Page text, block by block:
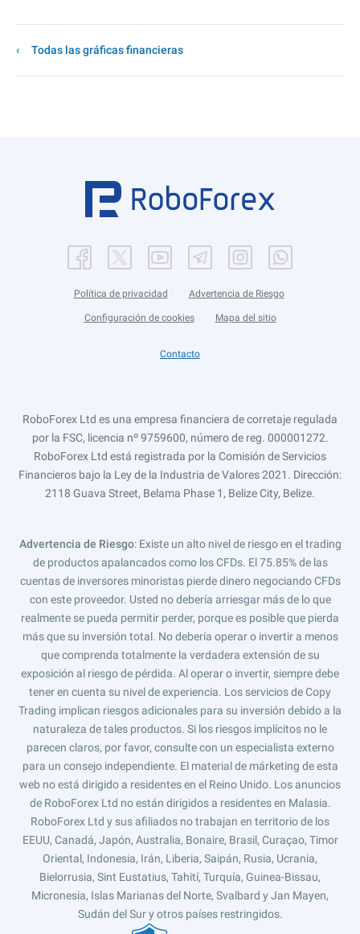
Todas las gráficas financieras
Política de privacidad Advertencia de Riesgo
Configuración de cookies Mapa del sitio
Contacto
RoboForex Ltd es una empresa financiera de corretaje regulada
por la FSC, licencia nº 9759600, número de reg. 000001272.
RoboForex Ltd está registrada por la Comisión de Servicios
Financieros bajo la Ley de la Industria de Valores 2021. Dirección:
2118 Guava Street, Belama Phase 1, Belize City, Belize.
Advertencia de Riesgo: Existe un alto nivel de riesgo en el trading
de productos apalancados como los CFDs. El 75.85% de las
cuentas de inversores minoristas pierde dinero negociando CFDs
con este proveedor. Usted no debería arriesgar más de lo que
realmente se pueda permitir perder, porque es posible que pierda
más que su inversión total. No debería operar o invertir a menos
que comprenda totalmente la verdadera extensión de su
exposición al riesgo de pérdida. Al operar o invertir, siempre debe
tener en cuenta su nivel de experiencia. Los servicios de Copy
Trading implican riesgos adicionales para su inversión debido a la
naturaleza de tales productos. Si los riesgos implícitos no le
parecen claros, por favor, consulte con un especialista externo
para un consejo independiente. El material de márketing de esta
web no está dirigido a residentes en el Reino Unido. Los anuncios
de RoboForex Ltd no están dirigidos a residentes en Malasia.
RoboForex Ltd y sus afiliados no trabajan en territorio de los
EEUU, Canadá, Japón, Australia, Bonaire, Brasil, Curaçao, Timor
Oriental, Indonesia, Irán, Liberia, Saipán, Rusia, Ucrania,
Bielorrusia, Sint Eustatius, Tahití, Turquía, Guinea-Bissau,
Micronesia, Islas Marianas del Norte, Svalbard y Jan Mayen,
Sudán del Sur y otros países restringidos.